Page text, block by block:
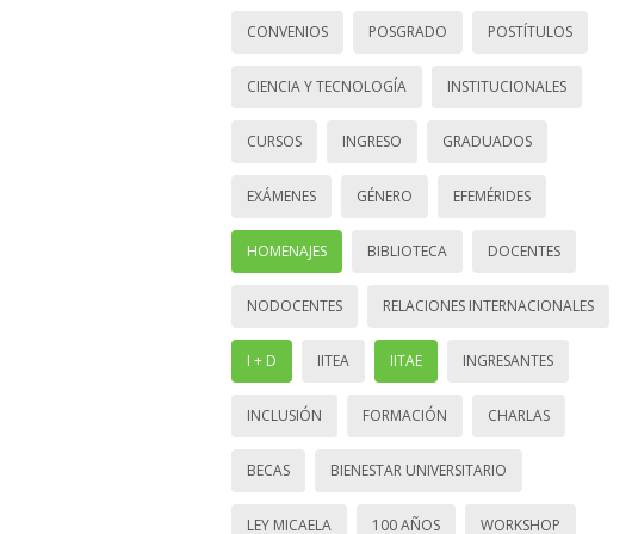
CONVENIOS POSGRADO POSTÍTULOS
CIENCIA Y TECNOLOGÍA INSTITUCIONALES
CURSOS INGRESO GRADUADOS
EXÁMENES GÉNERO EFEMÉRIDES
HOMENAJES BIBLIOTECA DOCENTES
NODOCENTES RELACIONES INTERNACIONALES
I + D IITEA IITAE INGRESANTES
INCLUSIÓN FORMACIÓN CHARLAS
BECAS BIENESTAR UNIVERSITARIO
LEY MICAELA 100 AÑOS WORKSHOP